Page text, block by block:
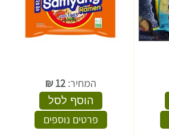
המחיר:12
₪
הוסף לסל
פרטים נוספים